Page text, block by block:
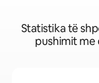
Statistika të
pushimit me